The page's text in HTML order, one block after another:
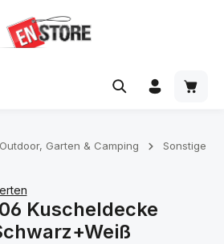
Outdoor, Garten & Camping Sonstige
von 0 von 5 Sternen
Kuscheldecke